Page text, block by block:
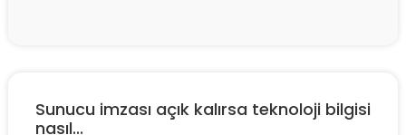
Sunucu imzası açık kalırsa teknoloji bilgisi
nasıl...